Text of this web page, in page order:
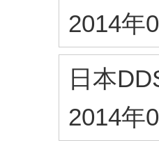
2014年
日本
2014年